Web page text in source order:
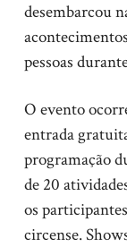
desembarcou
pessoas
O evento
entrada
programação
de 20
os
circense.